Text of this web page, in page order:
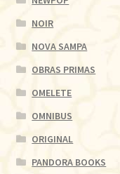
NOIR
NOVA SAMPA
OBRAS PRIMAS
OMELETE
OMNIBUS
ORIGINAL
PANDORA BOOKS